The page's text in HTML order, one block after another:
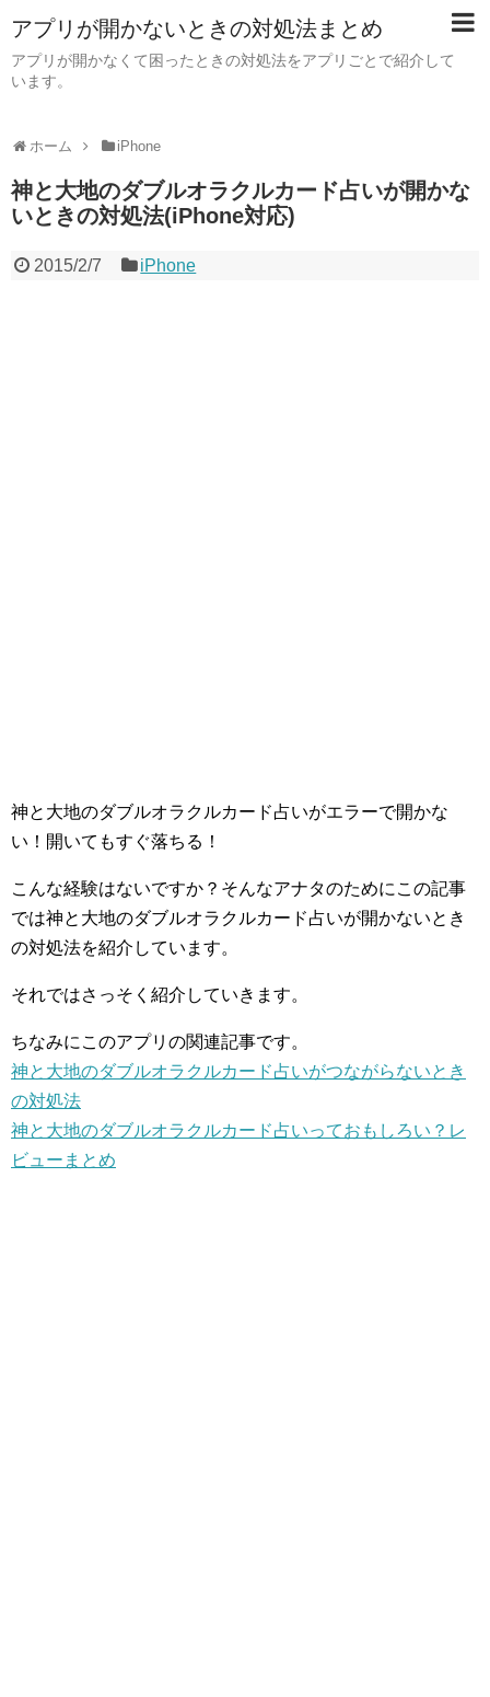
アプリが開かないときの対処法まとめ
アプリが開かなくて困ったときの対処法をアプリごとで紹介して
います。
ホーム iPhone
神と大地のダブルオラクルカード占いが開かな
いときの対処法(iPhone対応)
2015/2/7 iPhone
神と大地のダブルオラクルカード占いがエラーで開かな
い！開いてもすぐ落ちる！
こんな経験はないですか？そんなアナタのためにこの記事
では神と大地のダブルオラクルカード占いが開かないとき
の対処法を紹介しています。
それではさっそく紹介していきます。
ちなみにこのアプリの関連記事です。
神と大地のダブルオラクルカード占いがつながらないとき
の対処法
神と大地のダブルオラクルカード占いっておもしろい？レ
ビューまとめ